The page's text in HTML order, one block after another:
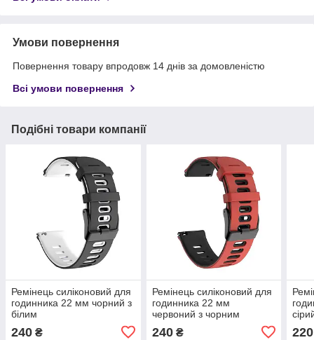
Умови повернення
Повернення товару впродовж 14 днів за домовленістю
Всі умови повернення
Подібні товари компанії
Ремінець силіконовий для
годинника 22 мм чорний з
білим
240 ₴
Ремінець силіконовий для
годинника 22 мм
червоний з чорним
240₴ 220